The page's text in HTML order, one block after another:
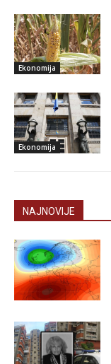
Ekonomija
Ekonomija
NAJNOVIJE